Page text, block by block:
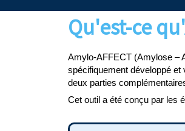
Qu'est-ce
Amylo-AFFECT (Amylose –
spécifiquement développé et
deux parties
Cet outil a été conçu par les